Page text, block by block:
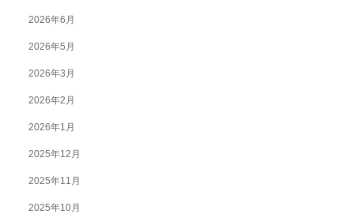
2026年6月
2026年5月
2026年3月
2026年2月
2026年1月
2025年12月
2025年11月
2025年10月